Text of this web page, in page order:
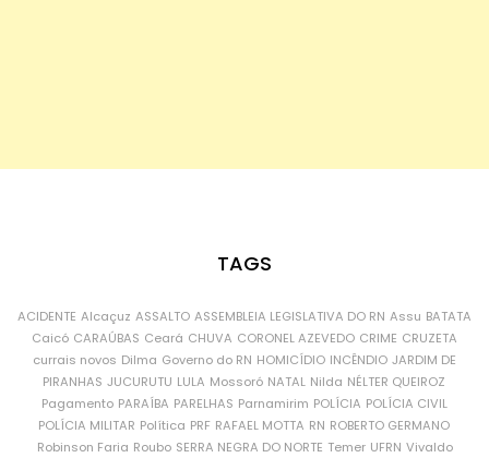
TAGS
ACIDENTE Alcaçuz ASSALTO ASSEMBLEIA LEGISLATIVA DO RN Assu BATATA
Caicó CARAÚBAS Ceará CHUVA CORONEL AZEVEDO CRIME CRUZETA
currais novos Dilma Governo do RN HOMICÍDIO INCÊNDIO JARDIM DE
PIRANHAS JUCURUTU LULA Mossoró NATAL Nilda NÉLTER QUEIROZ
Pagamento PARAÍBA PARELHAS Parnamirim POLÍCIA POLÍCIA CIVIL
POLÍCIA MILITAR Política PRF RAFAEL MOTTA RN ROBERTO GERMANO
Robinson Faria Roubo SERRA NEGRA DO NORTE Temer UFRN Vivaldo